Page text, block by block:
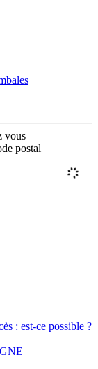
vous
postal
: est-ce possible ?